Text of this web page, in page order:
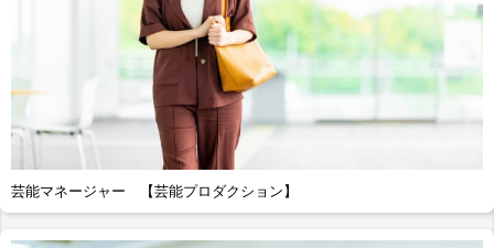
芸能マネージャー 【芸能プロダクション】